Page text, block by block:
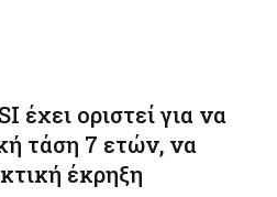
έχει οριστεί για να
τάση 7 ετών, να
έκρηξη